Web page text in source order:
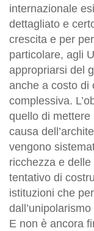
internazionale
dettagliato e
crescita e per
particolare, agli
appropriarsi del
anche a costo di
complessiva.
quello di mettere
causa
vengono
ricchezza e
tentativo di
istituzioni che
E non è ancora